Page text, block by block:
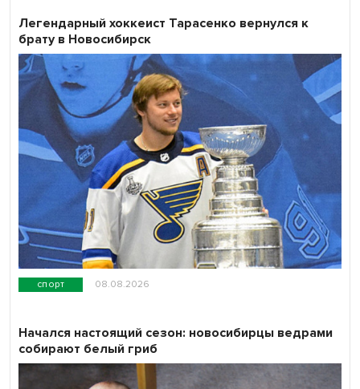
спорт 08.08.2026
Легендарный хоккеист Тарасенко вернулся к
брату в Новосибирск
Начался настоящий сезон: новосибирцы ведрами
собирают белый гриб